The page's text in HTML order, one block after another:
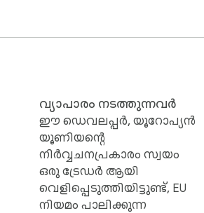
എസ്റ്റേറ്റ് വിപണി എങ്ങനെ നീങ്ങി.
വിൽപ്പന വിലയും തമ്മിലുള്ള
CasaLens ശരിയായ OMI
വ്യാപാരം നടത്തുന്നവർ
ഈ ഡെവലപ്പർ, യൂറോപ്യൻ
യൂണിയന്റെ
നിർവ്വചനപ്രകാരം സ്വയം
ഒരു ട്രേഡർ ആയി
വെളിപ്പെടുത്തിയിട്ടുണ്ട്, EU
നിയമം പാലിക്കുന്ന